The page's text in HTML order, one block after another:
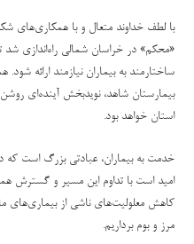
با لطف خداوند متعال و با همکاری‌های
«محکم» در خراسان شمالی راه‌اندازی
ساختارمند به بیماران نیازمند ارائه
بیمارستان شاهد، نویدبخش آینده‌ای
استان خواهد بود.
خدمت به بیماران، عبادتی بزرگ است که
امید است با تداوم این مسیر و گسترش
کاهش معلولیت‌های ناشی از بیماری‌های
مرز و بوم برداریم.